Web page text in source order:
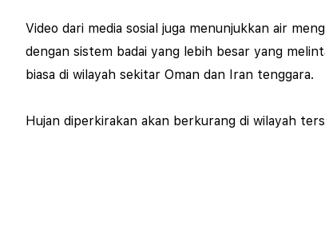
Video dari media sosial juga menunjukkan air
dengan sistem badai yang lebih besar yang
biasa di wilayah sekitar Oman dan Iran tenggara.
Hujan diperkirakan akan berkurang di wilayah